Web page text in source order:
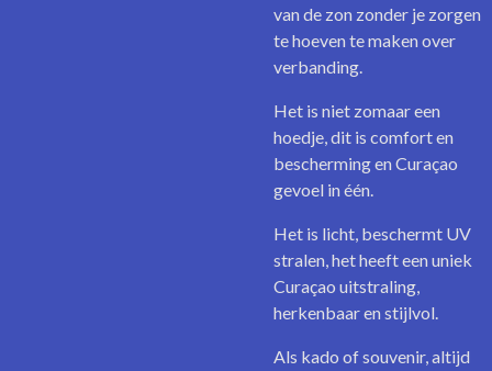
van de zon zonder je zorgen
te hoeven te maken over
verbanding.
Het is niet zomaar een
hoedje, dit is comfort en
bescherming en Curaçao
gevoel in één.
Het is licht, beschermt UV
stralen, het heeft een uniek
Curaçao uitstraling,
herkenbaar en stijlvol.
Als kado of souvenir, altijd